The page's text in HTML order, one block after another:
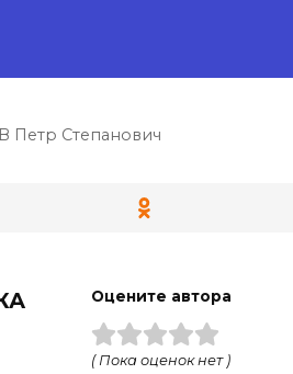
Степанович
Оцените автора
( Пока оценок нет )